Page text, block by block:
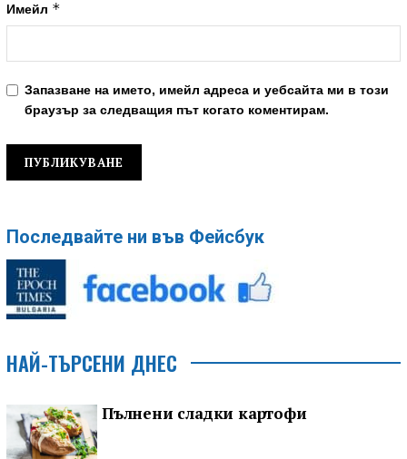
Имейл *
Запазване на името, имейл адреса и уебсайта ми в този
браузър за следващия път когато коментирам.
Последвайте ни във Фейсбук
НАЙ-ТЪРСЕНИ ДНЕС
Пълнени сладки картофи